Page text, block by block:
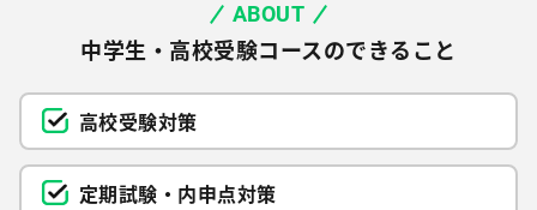
ABOUT
中学生・高校受験コースのできること
高校受験対策
定期試験・内申点対策